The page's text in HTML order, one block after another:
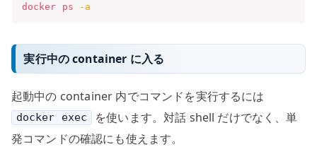
docker
ps -a
実行中の container に入る
起動中の container 内でコマンドを実行するには
docker exec
を使います。対話 shell だけでなく、単
発コマンドの確認にも使えます。